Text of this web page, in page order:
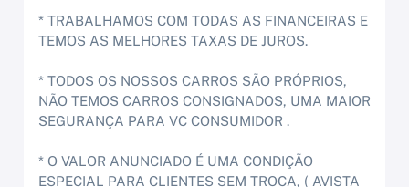
* TRABALHAMOS COM TODAS AS FINANCEIRAS E
TEMOS AS MELHORES TAXAS DE JUROS.
* TODOS OS NOSSOS CARROS SÃO PRÓPRIOS,
NÃO TEMOS CARROS CONSIGNADOS, UMA MAIOR
SEGURANÇA PARA VC CONSUMIDOR .
* O VALOR ANUNCIADO É UMA CONDIÇÃO
ESPECIAL PARA CLIENTES SEM TROCA, ( AVISTA